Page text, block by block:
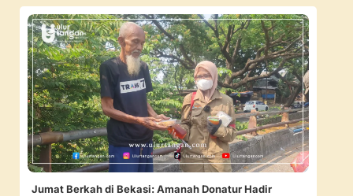
Jumat Berkah di Bekasi: Amanah Donatur Hadir